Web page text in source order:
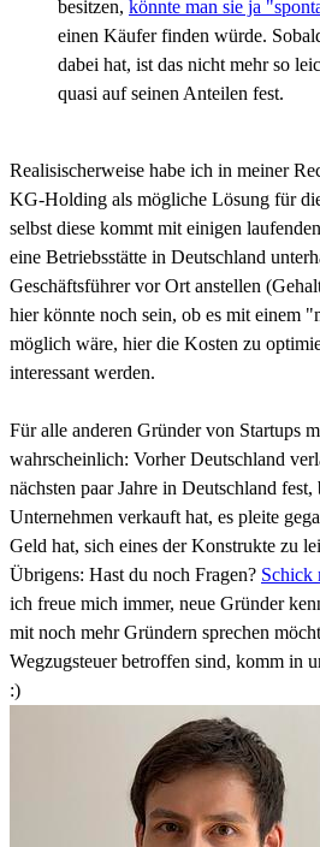
besitzen, könnte man sie ja
einen Käufer finden würde.
dabei hat, ist das nicht mehr so
quasi auf seinen Anteilen fest.
Realisischerweise habe ich in meiner
KG-Holding als mögliche Lösung für
selbst diese kommt mit einigen
eine Betriebsstätte in Deutschland
Geschäftsführer vor Ort anstellen
hier könnte noch sein, ob es mit einem
möglich wäre, hier die Kosten zu
interessant werden.
Für alle anderen Gründer von Startups
wahrscheinlich: Vorher Deutschland
nächsten paar Jahre in Deutschland
Unternehmen verkauft hat, es pleite
Geld hat, sich eines der Konstrukte zu
Übrigens: Hast du noch Fragen? Schick
ich freue mich immer, neue Gründer
mit noch mehr Gründern sprechen
Wegzugsteuer betroffen sind, komm in
:)